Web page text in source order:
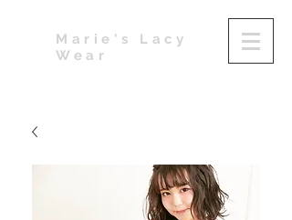
Marie's Lacy
Wear